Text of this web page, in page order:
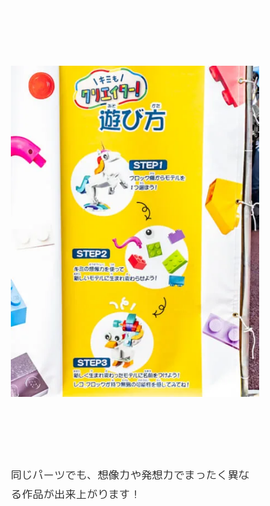
同じパーツでも、想像力や発想力でまったく異な
る作品が出来上がります！